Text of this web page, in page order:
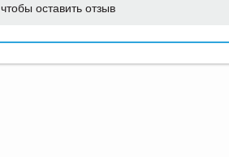
, чтобы оставить отзыв